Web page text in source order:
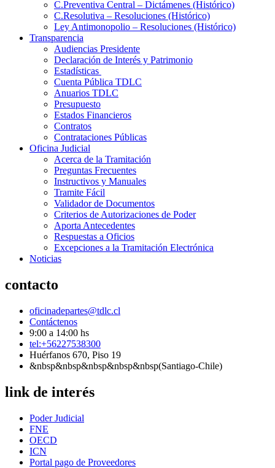
C.Preventiva Central – Dictámenes (Histórico)
C.Resolutiva – Resoluciones (Histórico)
Ley Antimonopolio – Resoluciones (Histórico)
Transparencia
Audiencias Presidente
Declaración de Interés y Patrimonio
Estadísticas
Cuenta Pública TDLC
Anuarios TDLC
Presupuesto
Estados Financieros
Contratos
Contrataciones Públicas
Oficina Judicial
Acerca de la Tramitación
Preguntas Frecuentes
Instructivos y Manuales
Tramite Fácil
Validador de Documentos
Criterios de Autorizaciones de Poder
Aporta Antecedentes
Respuestas a Oficios
Excepciones a la Tramitación Electrónica
Noticias
contacto
oficinadepartes@tdlc.cl
Contáctenos
9:00 a 14:00 hs
tel:+56227538300
Huérfanos 670, Piso 19
&nbsp&nbsp&nbsp&nbsp&nbsp(Santiago-Chile)
link de interés
Poder Judicial
FNE
OECD
ICN
Portal pago de Proveedores